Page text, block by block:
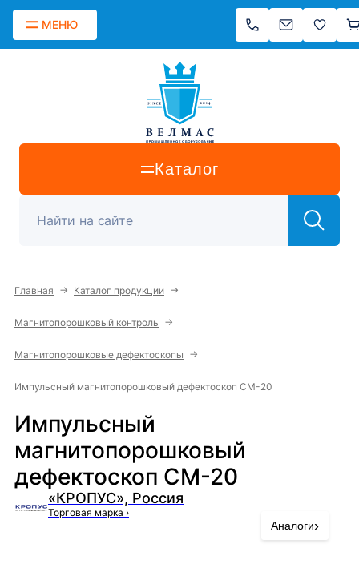
МЕНЮ
Каталог
Главная → Каталог продукции →
Магнитопорошковый контроль →
Магнитопорошковые дефектоскопы →
Импульсный магнитопорошковый дефектоскоп СМ-20
Импульсный
магнитопорошковый
дефектоскоп СМ-20
«КРОПУС», Россия
Торговая марка ›
Аналоги›